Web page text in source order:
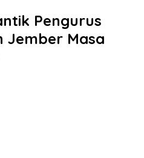
Pengurus
Jember Masa